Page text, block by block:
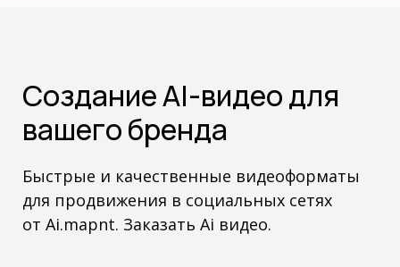
Создание AI-видео для
вашего бренда
Быстрые и качественные видеоформаты
для продвижения в социальных сетях
от Ai.mapnt. Заказать Ai видео.